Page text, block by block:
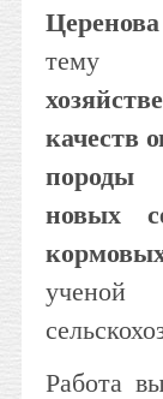
качеств
породы
новых
Работа